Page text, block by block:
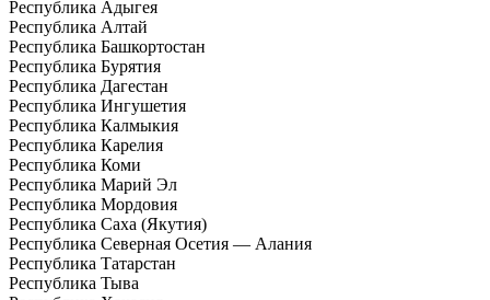
Республика Адыгея
Республика Алтай
Республика Башкортостан
Республика Бурятия
Республика Дагестан
Республика Ингушетия
Республика Калмыкия
Республика Карелия
Республика Коми
Республика Марий Эл
Республика Мордовия
Республика Саха (Якутия)
Республика Северная Осетия — Алания
Республика Татарстан
Республика Тыва